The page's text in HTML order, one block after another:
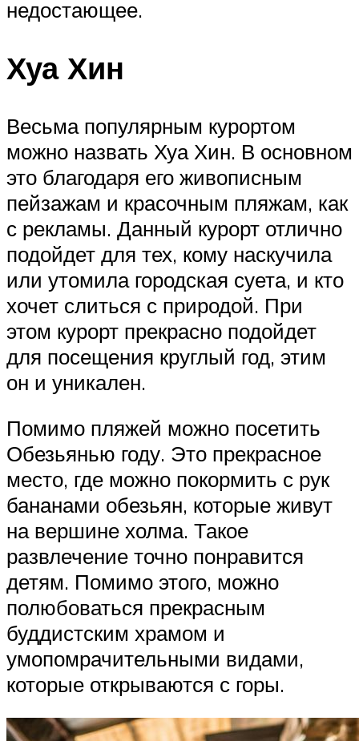
недостающее.
Хуа Хин
Весьма популярным курортом
можно назвать Хуа Хин. В основном
это благодаря его живописным
пейзажам и красочным пляжам, как
с рекламы. Данный курорт отлично
подойдет для тех, кому наскучила
или утомила городская суета, и кто
хочет слиться с природой. При
этом курорт прекрасно подойдет
для посещения круглый год, этим
он и уникален.
Помимо пляжей можно посетить
Обезьянью году. Это прекрасное
место, где можно покормить с рук
бананами обезьян, которые живут
на вершине холма. Такое
развлечение точно понравится
детям. Помимо этого, можно
полюбоваться прекрасным
буддистским храмом и
умопомрачительными видами,
которые открываются с горы.